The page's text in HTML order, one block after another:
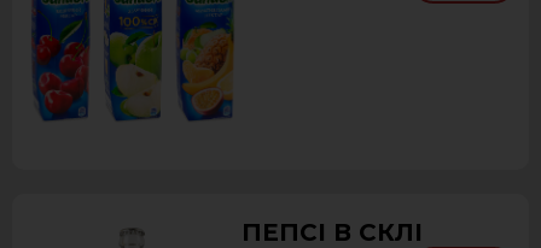
ПЕПСІ В СКЛІ